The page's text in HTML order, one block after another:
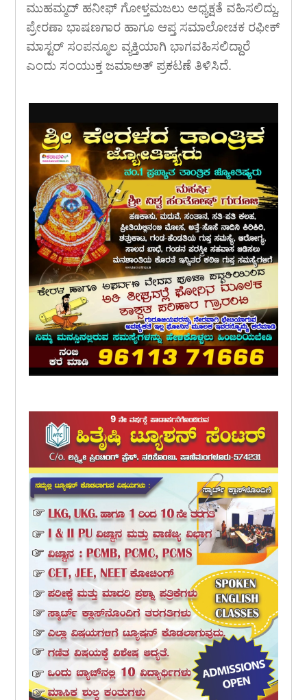
ಮುಹಮ್ಮದ್ ಹನೀಫ್ ಗೋಳ್ತಮಜಲು ಅಧ್ಯಕ್ಷತೆ ವಹಿಸಲಿದ್ದು,
ಪ್ರೇರಣಾ ಭಾಷಣಗಾರ ಹಾಗೂ ಆಪ್ತ ಸಮಾಲೋಚಕ ರಫೀಕ್
ಮಾಸ್ಟರ್ ಸಂಪನ್ಮೂಲ ವ್ಯಕ್ತಿಯಾಗಿ ಭಾಗವಹಿಸಲಿದ್ದಾರೆ
ಎಂದು ಸಂಯುಕ್ತ ಜಮಾಅತ್ ಪ್ರಕಟಣೆ ತಿಳಿಸಿದೆ.